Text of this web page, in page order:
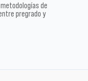
de
pregrado y